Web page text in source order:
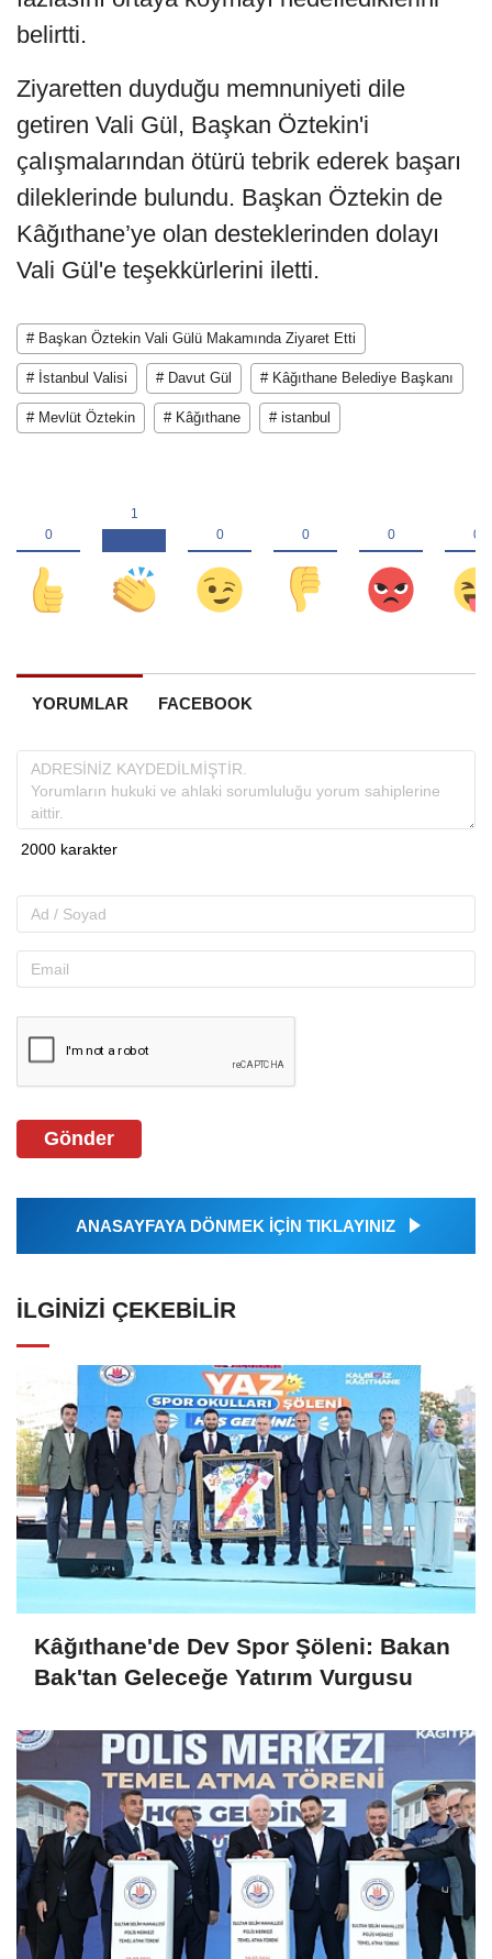
belirtti.
Ziyaretten duyduğu memnuniyeti dile
getiren Vali Gül, Başkan Öztekin'i
çalışmalarından ötürü tebrik ederek başarı
dileklerinde bulundu. Başkan Öztekin de
Kâğıthane’ye olan desteklerinden dolayı
Vali Gül'e teşekkürlerini iletti.
# Başkan Öztekin Vali Gülü Makamında Ziyaret Etti
# İstanbul Valisi # Davut Gül # Kâğıthane Belediye Başkanı
# Mevlüt Öztekin # Kâğıthane # istanbul
YORUMLAR FACEBOOK
Gönder
ANASAYFAYA DÖNMEK İÇİN TIKLAYINIZ
İLGINIZI ÇEKEBILIR
Kâğıthane'de Dev Spor Şöleni: Bakan
Bak'tan Geleceğe Yatırım Vurgusu